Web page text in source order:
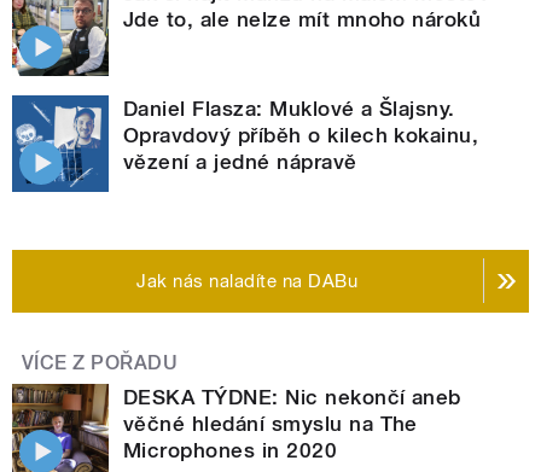
Jde to, ale nelze mít mnoho nároků
Daniel Flasza: Muklové a Šlajsny.
Opravdový příběh o kilech kokainu,
vězení a jedné nápravě
Jak nás naladíte na DABu
VÍCE Z POŘADU
DESKA TÝDNE: Nic nekončí aneb
věčné hledání smyslu na The
Microphones in 2020